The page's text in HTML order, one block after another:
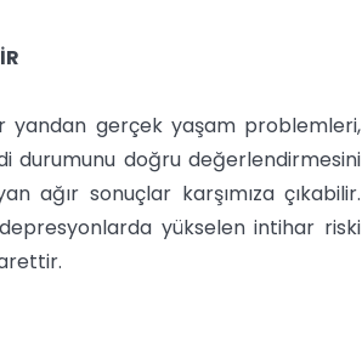
yandan gerçek yaşam problemleri,
durumunu doğru değerlendirmesini
ağır sonuçlar karşımıza çıkabilir.
yükselen intihar riski